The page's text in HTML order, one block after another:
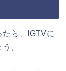
たら、IGTVに
。